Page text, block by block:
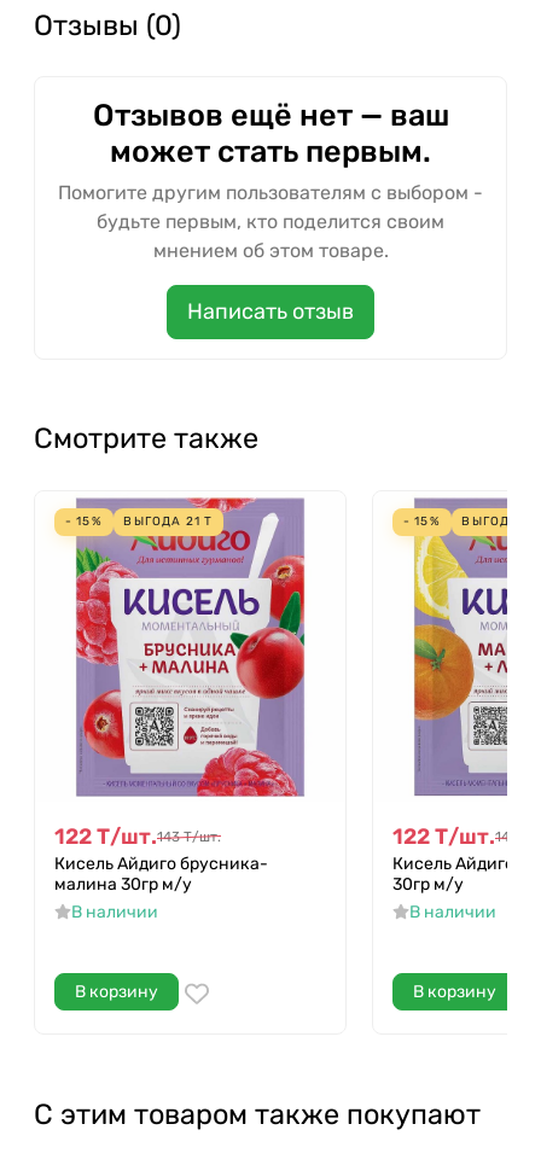
Отзывы (0)
Отзывов ещё нет — ваш
может стать первым.
Помогите другим пользователям с выбором -
будьте первым, кто поделится своим
мнением об этом товаре.
Написать отзыв
Смотрите также
- 15% ВЫГОДА 21 Т
122Т/шт.143 Т/шт.
Кисель Айдиго брусника-
малина 30гр м/у
В наличии
В корзину
- 15% ВЫГОДА
122Т/шт.143
Кисель Айдиго
30гр м/у
В наличии
В корзину
С этим товаром также покупают